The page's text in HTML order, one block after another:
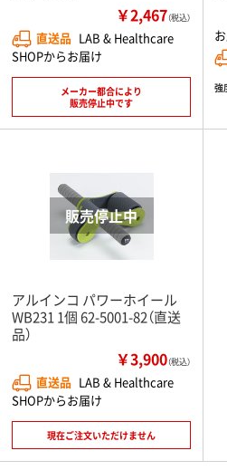
￥2,467（税込）
直送品 LAB & Healthcare
SHOPからお届け
メーカー都合により
販売停止中です
強
アルインコ パワーホイール
WB231 1個 62-5001-82（直送
品）
￥3,900（税込）
直送品 LAB & Healthcare
SHOPからお届け
現在ご注文いただけません